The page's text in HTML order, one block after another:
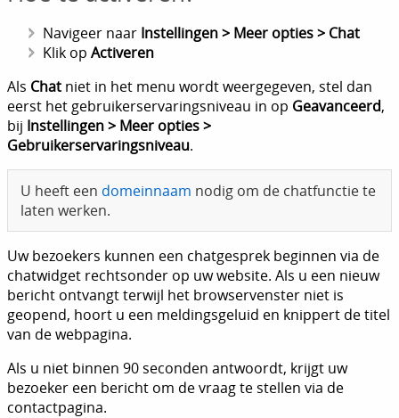
Navigeer naar Instellingen > Meer opties > Chat
Klik op Activeren
Als Chat niet in het menu wordt weergegeven, stel dan
eerst het gebruikerservaringsniveau in op Geavanceerd,
bij Instellingen > Meer opties >
Gebruikerservaringsniveau.
U heeft een domeinnaam nodig om de chatfunctie te
laten werken.
Uw bezoekers kunnen een chatgesprek beginnen via de
chatwidget rechtsonder op uw website. Als u een nieuw
bericht ontvangt terwijl het browservenster niet is
geopend, hoort u een meldingsgeluid en knippert de titel
van de webpagina.
Als u niet binnen 90 seconden antwoordt, krijgt uw
bezoeker een bericht om de vraag te stellen via de
contactpagina.